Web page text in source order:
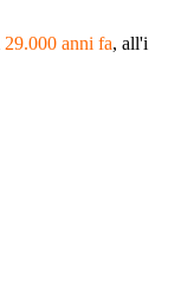
29.000 anni fa, all'i